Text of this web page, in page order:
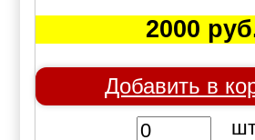
2000
Добавить в